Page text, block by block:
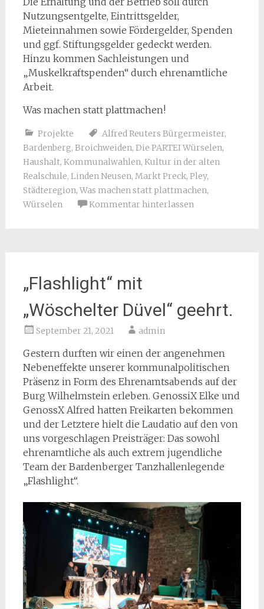
Nutzungsentgelte, Eintrittsgelder,
Mieteinnahmen sowie Fördergelder, Spenden
und ggf. Stiftungsgelder gedeckt werden.
Hinzu kommen Sachleistungen und
„Muskelkraftspenden“ durch ehrenamtliche
Arbeit.
Was machen statt plattmachen!
Projekte Alfred Reuters Bürgermeister,
Bardenberg, Broichweiden, Die PARTEI Würselen,
Haushalt, Kommunalwahlen, Kultur in der alten
Realschule, Linden Neusen, Markt Preck, Pley,
Städteregion, Was machen statt plattmachen,
Würselen
Kommentar hinterlassen
„Flashlight“ mit
„Wöschelter Düvel“ geehrt.
September 21, 2021 admin
Gestern durften wir einen der angenehmen
Nebeneffekte unserer kommunalpolitischen
Präsenz in Form des Ehrenamtsabends auf der
Burg Wilhelmstein erleben. GenossiX Elke und
GenossX Alfred hatten Freikarten bekommen
und der Letztere hielt die Laudatio auf den von
uns vorgeschlagen Preisträger: Das sowohl
ehrenamtliche als auch extrem jugendliche
Team der Bardenberger Tanzhallenlegende
„Flashlight“.